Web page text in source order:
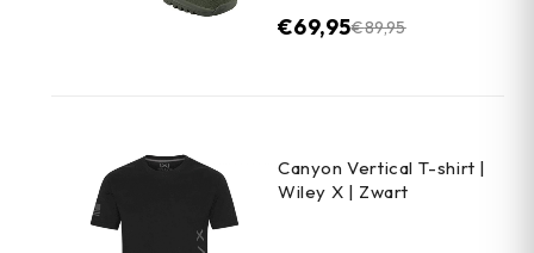
€89,95
€69,95
Canyon Vertical T-shirt |
Wiley X | Zwart